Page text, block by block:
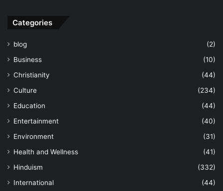
Categories
blog
(2)
Business
(10)
Christianity
(44)
Culture
(234)
Education
(44)
Entertainment
(40)
Environment
(31)
Health and Wellness
(41)
Hinduism
(332)
International
(44)